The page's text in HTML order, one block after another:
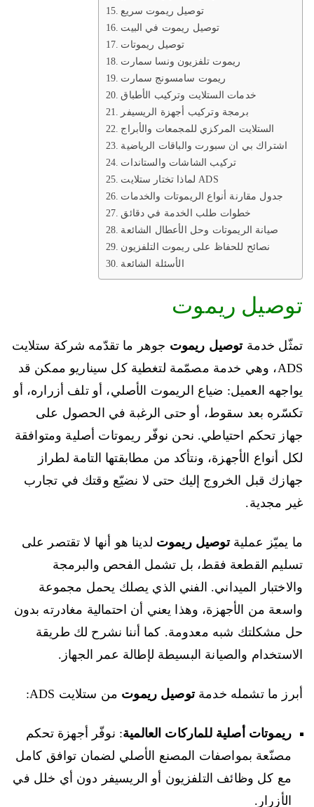
توصيل ريموت سريع
توصيل ريموت في البيت
توصيل ريموتات
ريموت تلفزيون ونسا سمارت
ريموت سامسونج سمارت
خدمات الستلايت وتركيب الأطباق
برمجة وتركيب أجهزة الريسيفر
الستلايت المركزي للمجمعات والأبراج
اشتراك بي ان سبورت والباقات الرياضية
تركيب الشاشات والستاندات
لماذا تختار ستلايت ADS
جدول مقارنة أنواع الريموتات والخدمات
خطوات طلب الخدمة في دقائق
صيانة الريموتات وحل الأعطال الشائعة
نصائح للحفاظ على ريموت التلفزيون
الأسئلة الشائعة
توصيل ريموت
تمثّل خدمةتوصيل ريموت جوهر ما تقدّمه شركة ستلايت
ADS، وهي خدمة مصمّمة لتغطية كل سيناريو ممكن قد
يواجهه العميل: ضياع الريموت الأصلي، أو تلف أزراره، أو
تكسّره بعد سقوط، أو حتى الرغبة في الحصول على
جهاز تحكم احتياطي. نحن نوفّر ريموتات أصلية ومتوافقة
لكل أنواع الأجهزة، ونتأكد من مطابقتها التامة لطراز
جهازك قبل الخروج إليك حتى لا نضيّع وقتك في تجارب
غير مجدية.
ما يميّز عمليةتوصيل ريموت لدينا هو أنها لا تقتصر على
تسليم القطعة فقط، بل تشمل الفحص والبرمجة
والاختبار الميداني. الفني الذي يصلك يحمل مجموعة
واسعة من الأجهزة، وهذا يعني أن احتمالية مغادرته بدون
حل مشكلتك شبه معدومة. كما أننا نشرح لك طريقة
الاستخدام والصيانة البسيطة لإطالة عمر الجهاز.
أبرز ما تشمله خدمةتوصيل ريموت من ستلايت ADS:
ريموتات أصلية للماركات العالمية: نوفّر أجهزة تحكم
مصنّعة بمواصفات المصنع الأصلي لضمان توافق كامل
مع كل وظائف التلفزيون أو الريسيفر دون أي خلل في
الأزرار.